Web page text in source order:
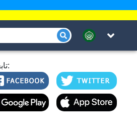
تابعونا: